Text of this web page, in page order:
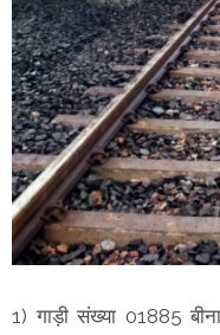
1) गाड़ी संख्या 01885